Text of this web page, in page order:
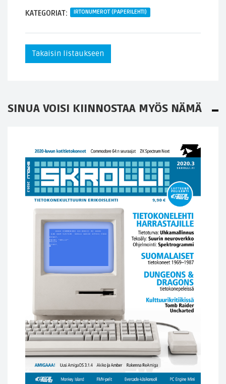
KATEGORIAT:
IRTONUMEROT (PAPERILEHTI)
Takaisin listaukseen
SINUA VOISI KIINNOSTAA MYÖS NÄMÄ